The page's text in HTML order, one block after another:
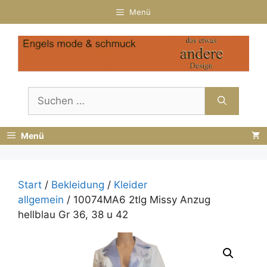
Inhalt
springen
Menü
nach:
Menü
Start / Bekleidung / Kleider
allgemein / 10074MA6 2tlg Missy Anzug
hellblau Gr 36, 38 u 42